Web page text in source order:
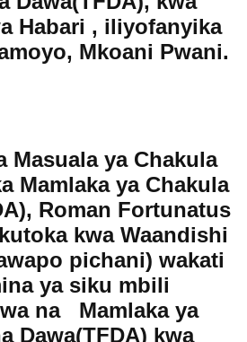
Habari , iliyofanyika
Mkoani Pwani.
Masuala ya Chakula
Mamlaka ya Chakula
Roman Fortunatus
kwa Waandishi
pichani) wakati
ya siku mbili
na Mamlaka ya
Dawa(TFDA) kwa